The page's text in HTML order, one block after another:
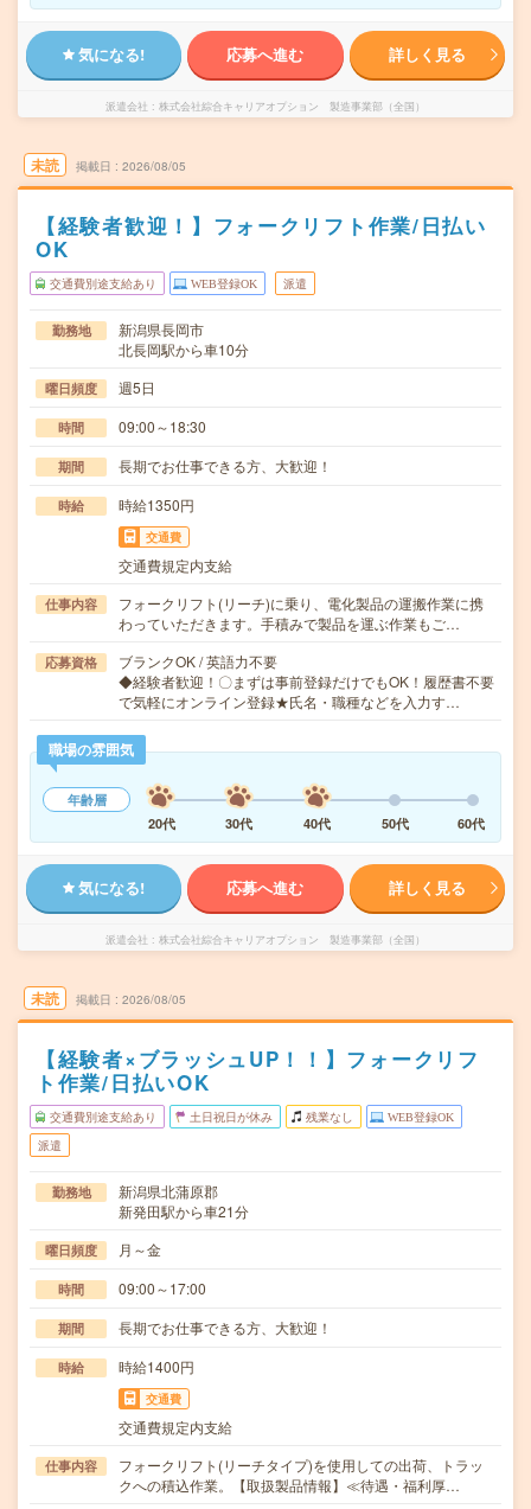
気になる! 応募へ進む 詳しく見る
派遣会社 株式会社綜合キャリアオプション 製造事業部（全国）
未読 掲載日 2026/08/05
【経験者歓迎！】フォークリフト作業/日払い
OK
交通費別途支給あり WEB登録OK 派遣
勤務地
新潟県長岡市
北長岡駅から車10分
曜日頻度 週5日
時間 09:00～18:30
期間 長期でお仕事できる方、大歓迎！
時給 時給1350円
交通費
交通費規定内支給
仕事内容
フォークリフト(リーチ)に乗り、電化製品の運搬作業に携
わっていただきます。手積みで製品を運ぶ作業もご…
応募資格
ブランクOK / 英語力不要
◆経験者歓迎！〇まずは事前登録だけでもOK！履歴書不要
で気軽にオンライン登録★氏名・職種などを入力す…
職場の雰囲気
年齢層
20代
30代 40代 50代 60代
気になる! 応募へ進む 詳しく見る
派遣会社 株式会社綜合キャリアオプション 製造事業部（全国）
未読 掲載日 2026/08/05
【経験者×ブラッシュUP！！】フォークリフ
ト作業/日払いOK
交通費別途支給あり 土日祝日が休み 残業なし WEB登録OK
派遣
勤務地
新潟県北蒲原郡
新発田駅から車21分
曜日頻度 月～金
時間 09:00～17:00
期間 長期でお仕事できる方、大歓迎！
時給 時給1400円
交通費
交通費規定内支給
仕事内容
フォークリフト(リーチタイプ)を使用しての出荷、トラッ
クへの積込作業。【取扱製品情報】≪待遇・福利厚…